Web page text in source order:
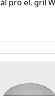
pro el. gril